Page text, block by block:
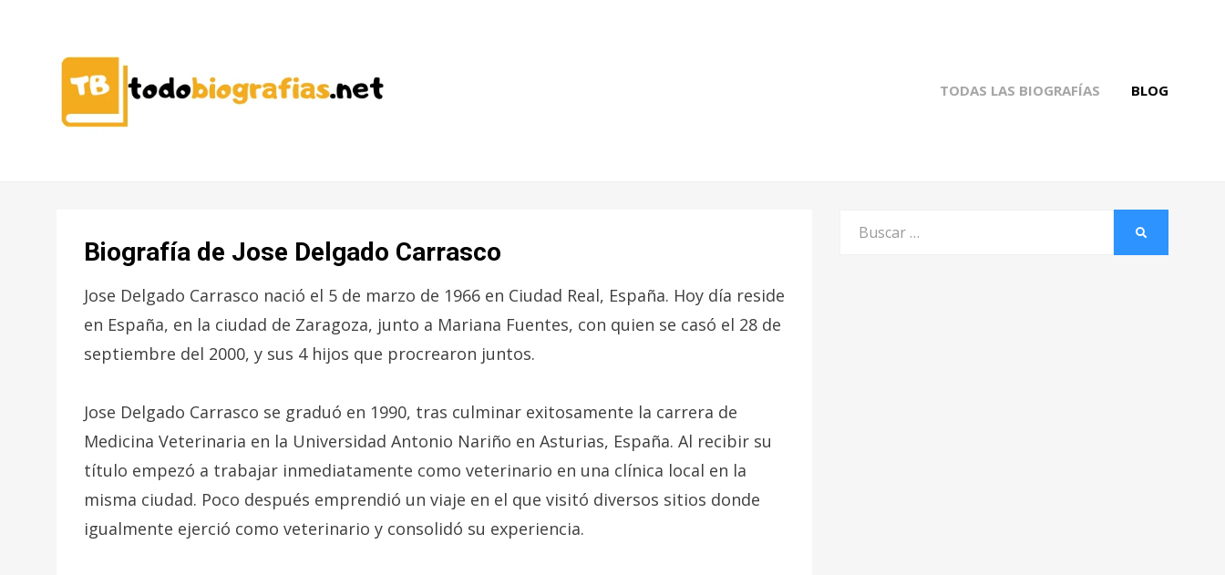
TODAS LAS BIOGRAFÍAS BLOG
Biografía de Jose Delgado Carrasco
Jose Delgado Carrasco nació el 5 de marzo de 1966 en Ciudad Real, España. Hoy día reside
en España, en la ciudad de Zaragoza, junto a Mariana Fuentes, con quien se casó el 28 de
septiembre del 2000, y sus 4 hijos que procrearon juntos.
Jose Delgado Carrasco se graduó en 1990, tras culminar exitosamente la carrera de
Medicina Veterinaria en la Universidad Antonio Nariño en Asturias, España. Al recibir su
título empezó a trabajar inmediatamente como veterinario en una clínica local en la
misma ciudad. Poco después emprendió un viaje en el que visitó diversos sitios donde
igualmente ejerció como veterinario y consolidó su experiencia.
Buscar